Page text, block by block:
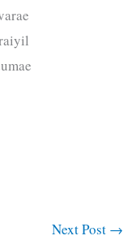
Next Post →